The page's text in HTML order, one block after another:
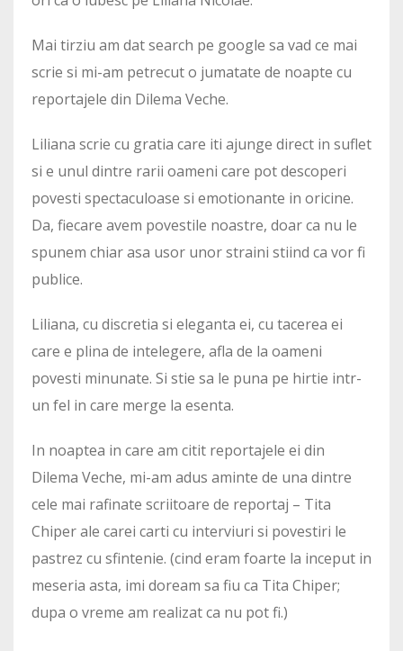
Mai tirziu am dat search pe google sa vad ce mai
scrie si mi-am petrecut o jumatate de noapte cu
reportajele din Dilema Veche.
Liliana scrie cu gratia care iti ajunge direct in suflet
si e unul dintre rarii oameni care pot descoperi
povesti spectaculoase si emotionante in oricine.
Da, fiecare avem povestile noastre, doar ca nu le
spunem chiar asa usor unor straini stiind ca vor fi
publice.
Liliana, cu discretia si eleganta ei, cu tacerea ei
care e plina de intelegere, afla de la oameni
povesti minunate. Si stie sa le puna pe hirtie intr-
un fel in care merge la esenta.
In noaptea in care am citit reportajele ei din
Dilema Veche, mi-am adus aminte de una dintre
cele mai rafinate scriitoare de reportaj – Tita
Chiper ale carei carti cu interviuri si povestiri le
pastrez cu sfintenie. (cind eram foarte la inceput in
meseria asta, imi doream sa fiu ca Tita Chiper;
dupa o vreme am realizat ca nu pot fi.)